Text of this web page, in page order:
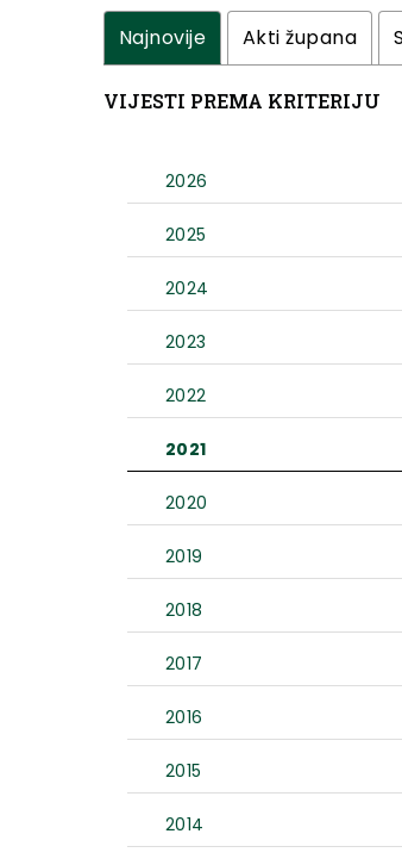
Najnovije Akti župana
VIJESTI PREMA KRITERIJU
2026
2025
2024
2023
2022
2021
2020
2019
2018
2017
2016
2015
2014